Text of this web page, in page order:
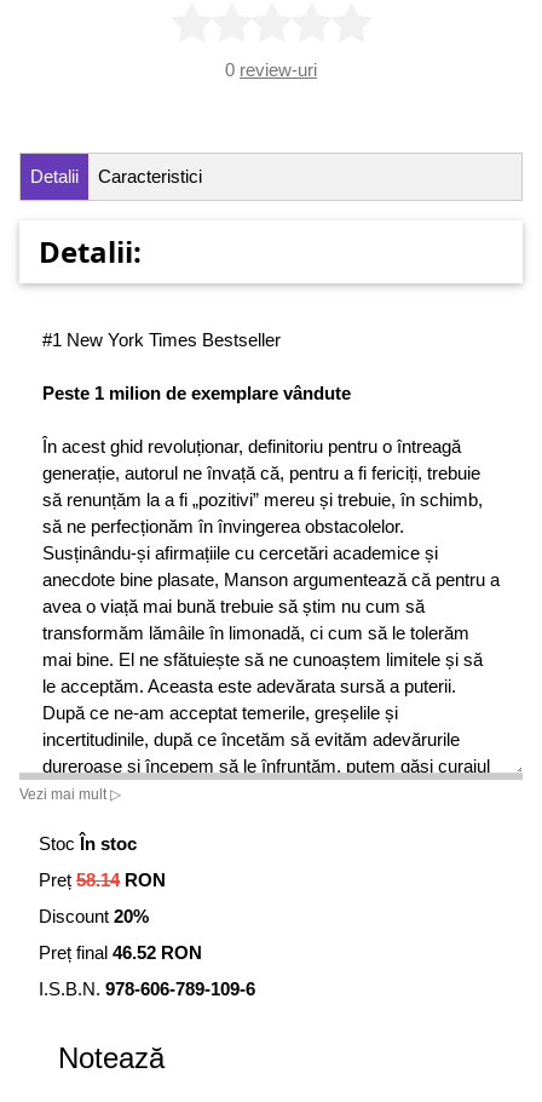
0 review-uri
Detalii Caracteristici
Detalii:
#1 New York Times Bestseller
Peste 1 milion de exemplare vândute
În acest ghid revoluționar, definitoriu pentru o întreagă
generație, autorul ne învață că, pentru a fi fericiți, trebuie
să renunțăm la a fi „pozitivi” mereu și trebuie, în schimb,
să ne perfecționăm în învingerea obstacolelor.
Susținându-și afirmațiile cu cercetări academice și
anecdote bine plasate, Manson argumentează că pentru a
avea o viață mai bună trebuie să știm nu cum să
transformăm lămâile în limonadă, ci cum să le tolerăm
mai bine. El ne sfătuiește să ne cunoaștem limitele și să
le acceptăm. Aceasta este adevărata sursă a puterii.
După ce ne-am acceptat temerile, greșelile și
incertitudinile, după ce încetăm să evităm adevărurile
dureroase și începem să le înfruntăm, putem găsi curajul
și încrederea pe care le căutăm cu disperare.
direct, fără compromisuri, Manson încearcă să ne
trezească la realitate pentru a putea duce o viață mai plină
”Unii spun că sunt un idiot. Alții zic că le-am salvat viața.
Citiți și decideți singuri!” —
peste față dată de cel mai bun prieten: amuzantă, vulgară
Vezi mai mult ▷
Stoc În stoc
Preț 58.14RON
Discount 20%
Preț final 46.52 RON
I.S.B.N. 978-606-789-109-6
Notează